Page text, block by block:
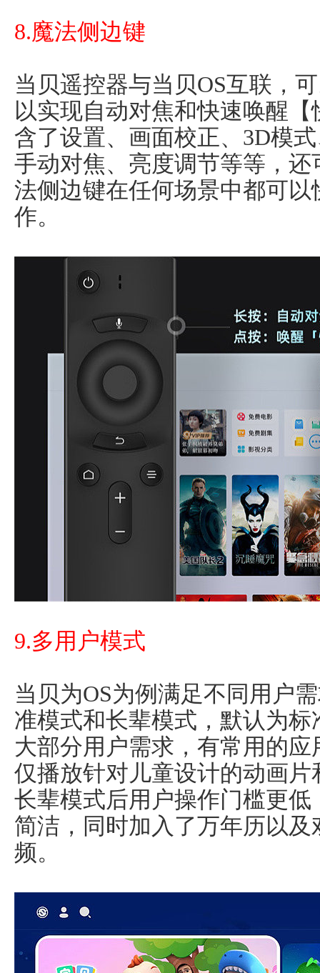
8.魔法侧边键
当贝遥控器与当贝OS互联，
以实现自动对焦和快速唤醒
含了设置、画面校正、3D模
手动对焦、亮度调节等等，
法侧边键在任何场景中都可
作。
9.多用户模式
当贝为OS为例满足不同用户
准模式和长辈模式，默认为
大部分用户需求，有常用的
仅播放针对儿童设计的动画
长辈模式后用户操作门槛更
简洁，同时加入了万年历以
频。